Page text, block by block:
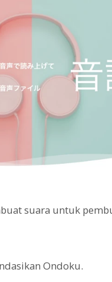
suara untuk
Ondoku.